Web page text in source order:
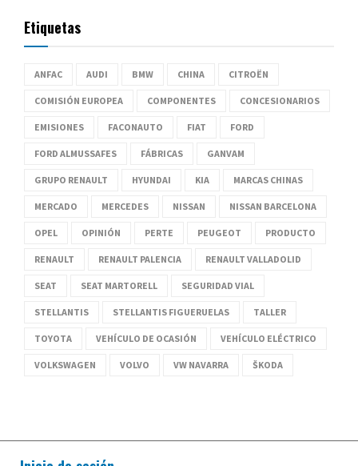
Etiquetas
ANFAC AUDI BMW CHINA CITROËN
COMISIÓN EUROPEA COMPONENTES CONCESIONARIOS
EMISIONES FACONAUTO FIAT FORD
FORD ALMUSSAFES FÁBRICAS GANVAM
GRUPO RENAULT HYUNDAI KIA MARCAS CHINAS
MERCADO MERCEDES NISSAN NISSAN BARCELONA
OPEL OPINIÓN PERTE PEUGEOT PRODUCTO
RENAULT RENAULT PALENCIA RENAULT VALLADOLID
SEAT SEAT MARTORELL SEGURIDAD VIAL
STELLANTIS STELLANTIS FIGUERUELAS TALLER
TOYOTA VEHÍCULO DE OCASIÓN VEHÍCULO ELÉCTRICO
VOLKSWAGEN VOLVO VW NAVARRA ŠKODA